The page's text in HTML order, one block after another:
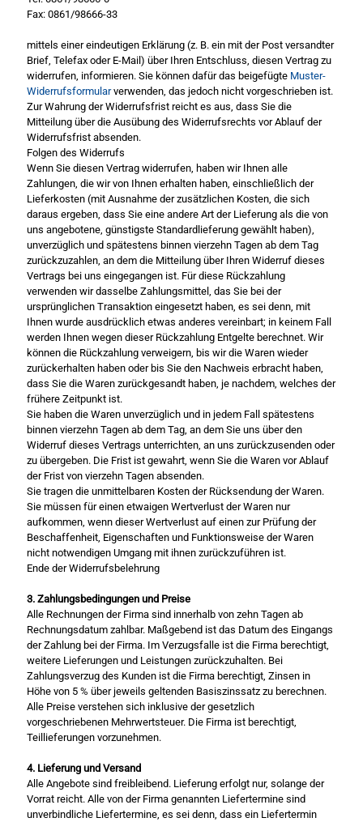
Fax: 0861/98666-33
mittels einer eindeutigen Erklärung (z. B. ein mit der Post versandter
Brief, Telefax oder E-Mail) über Ihren Entschluss, diesen Vertrag zu
widerrufen, informieren. Sie können dafür das beigefügte Muster-
Widerrufsformularverwenden, das jedoch nicht vorgeschrieben ist.
Zur Wahrung der Widerrufsfrist reicht es aus, dass Sie die
Mitteilung über die Ausübung des Widerrufsrechts vor Ablauf der
Widerrufsfrist absenden.
Folgen des Widerrufs
Wenn Sie diesen Vertrag widerrufen, haben wir Ihnen alle
Zahlungen, die wir von Ihnen erhalten haben, einschließlich der
Lieferkosten (mit Ausnahme der zusätzlichen Kosten, die sich
daraus ergeben, dass Sie eine andere Art der Lieferung als die von
uns angebotene, günstigste Standardlieferung gewählt haben),
unverzüglich und spätestens binnen vierzehn Tagen ab dem Tag
zurückzuzahlen, an dem die Mitteilung über Ihren Widerruf dieses
Vertrags bei uns eingegangen ist. Für diese Rückzahlung
verwenden wir dasselbe Zahlungsmittel, das Sie bei der
ursprünglichen Transaktion eingesetzt haben, es sei denn, mit
Ihnen wurde ausdrücklich etwas anderes vereinbart; in keinem Fall
werden Ihnen wegen dieser Rückzahlung Entgelte berechnet. Wir
können die Rückzahlung verweigern, bis wir die Waren wieder
zurückerhalten haben oder bis Sie den Nachweis erbracht haben,
dass Sie die Waren zurückgesandt haben, je nachdem, welches der
frühere Zeitpunkt ist.
Sie haben die Waren unverzüglich und in jedem Fall spätestens
binnen vierzehn Tagen ab dem Tag, an dem Sie uns über den
Widerruf dieses Vertrags unterrichten, an uns zurückzusenden oder
zu übergeben. Die Frist ist gewahrt, wenn Sie die Waren vor Ablauf
der Frist von vierzehn Tagen absenden.
Sie tragen die unmittelbaren Kosten der Rücksendung der Waren.
Sie müssen für einen etwaigen Wertverlust der Waren nur
aufkommen, wenn dieser Wertverlust auf einen zur Prüfung der
Beschaffenheit, Eigenschaften und Funktionsweise der Waren
nicht notwendigen Umgang mit ihnen zurückzuführen ist.
Ende der Widerrufsbelehrung
3. Zahlungsbedingungen und Preise
Alle Rechnungen der Firma sind innerhalb von zehn Tagen ab
Rechnungsdatum zahlbar. Maßgebend ist das Datum des Eingangs
der Zahlung bei der Firma. Im Verzugsfalle ist die Firma berechtigt,
weitere Lieferungen und Leistungen zurückzuhalten. Bei
Zahlungsverzug des Kunden ist die Firma berechtigt, Zinsen in
Höhe von 5 % über jeweils geltenden Basiszinssatz zu berechnen.
Alle Preise verstehen sich inklusive der gesetzlich
vorgeschriebenen Mehrwertsteuer. Die Firma ist berechtigt,
Teillieferungen vorzunehmen.
4. Lieferung und Versand
Alle Angebote sind freibleibend. Lieferung erfolgt nur, solange der
Vorrat reicht. Alle von der Firma genannten Liefertermine sind
unverbindliche Liefertermine, es sei denn, dass ein Liefertermin